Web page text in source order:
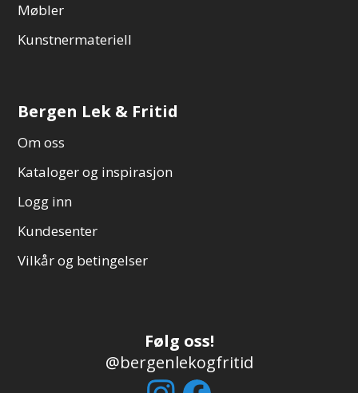
Møbler
Kunstnermateriell
Bergen Lek & Fritid
Om oss
Kataloger og inspirasjon
Logg inn
Kundesenter
Vilkår og betingelser
Følg oss!
@bergenlekogfritid